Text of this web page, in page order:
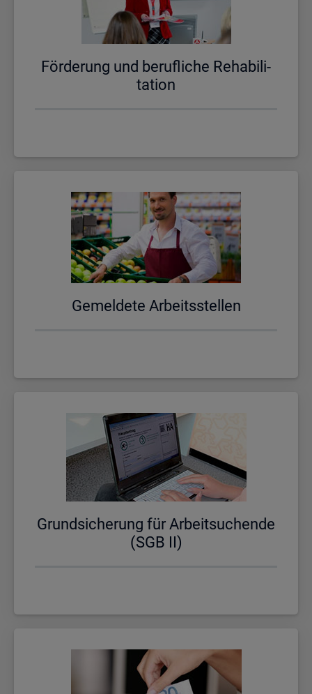
För­de­rung und be­ruf­li­che Re­ha­bi­li­
ta­ti­on
Ge­mel­de­te Ar­beits­stel­len
Grund­si­che­rung für Ar­beit­su­chen­de
(SGB II)